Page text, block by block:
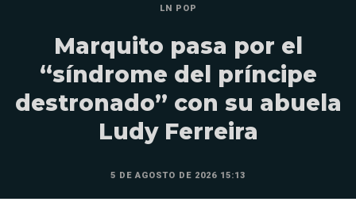
LN POP
Marquito pasa por el
“síndrome del príncipe
destronado” con su abuela
Ludy Ferreira
5 DE AGOSTO DE 2026 15:13